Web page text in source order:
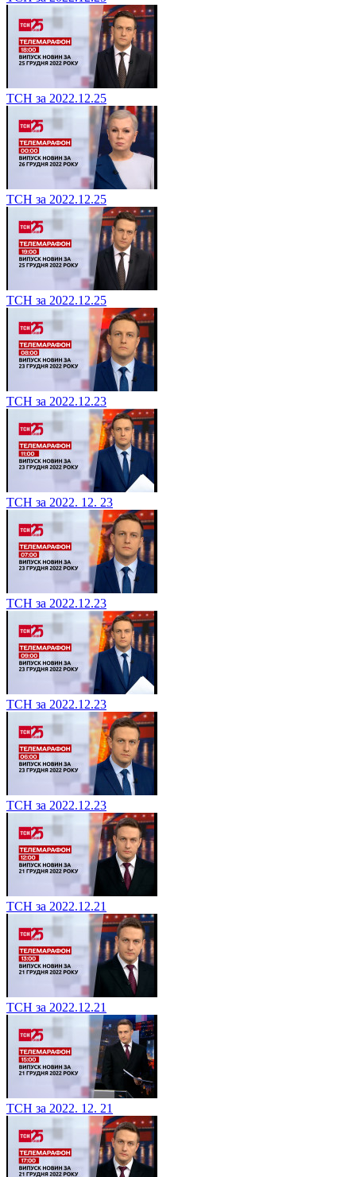
ТСН за 2022.12.25
ТСН за 2022.12.25
ТСН за 2022.12.25
ТСН за 2022.12.23
ТСН за 2022. 12. 23
ТСН за 2022.12.23
ТСН за 2022.12.23
ТСН за 2022.12.23
ТСН за 2022.12.21
ТСН за 2022.12.21
ТСН за 2022. 12. 21